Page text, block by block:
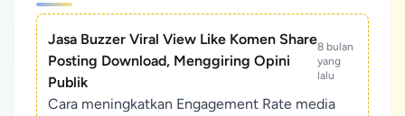
Jasa Buzzer Viral View Like Komen Share
Posting Download, Menggiring Opini
Publik
8 bulan
yang
lalu
Cara meningkatkan Engagement Rate media